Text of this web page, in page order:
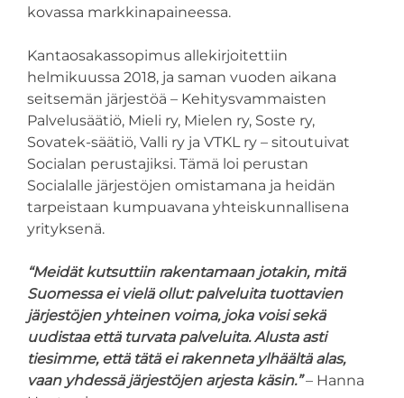
kovassa markkinapaineessa.
Kantaosakassopimus allekirjoitettiin
helmikuussa 2018, ja saman vuoden aikana
seitsemän järjestöä – Kehitysvammaisten
Palvelusäätiö, Mieli ry, Mielen ry, Soste ry,
Sovatek-säätiö, Valli ry ja VTKL ry – sitoutuivat
Socialan perustajiksi. Tämä loi perustan
Socialalle järjestöjen omistamana ja heidän
tarpeistaan kumpuavana yhteiskunnallisena
yrityksenä.
“Meidät kutsuttiin rakentamaan jotakin, mitä
Suomessa ei vielä ollut: palveluita tuottavien
järjestöjen yhteinen voima, joka voisi sekä
uudistaa että turvata palveluita. Alusta asti
tiesimme, että tätä ei rakenneta ylhäältä alas,
vaan yhdessä järjestöjen arjesta käsin.” – Hanna